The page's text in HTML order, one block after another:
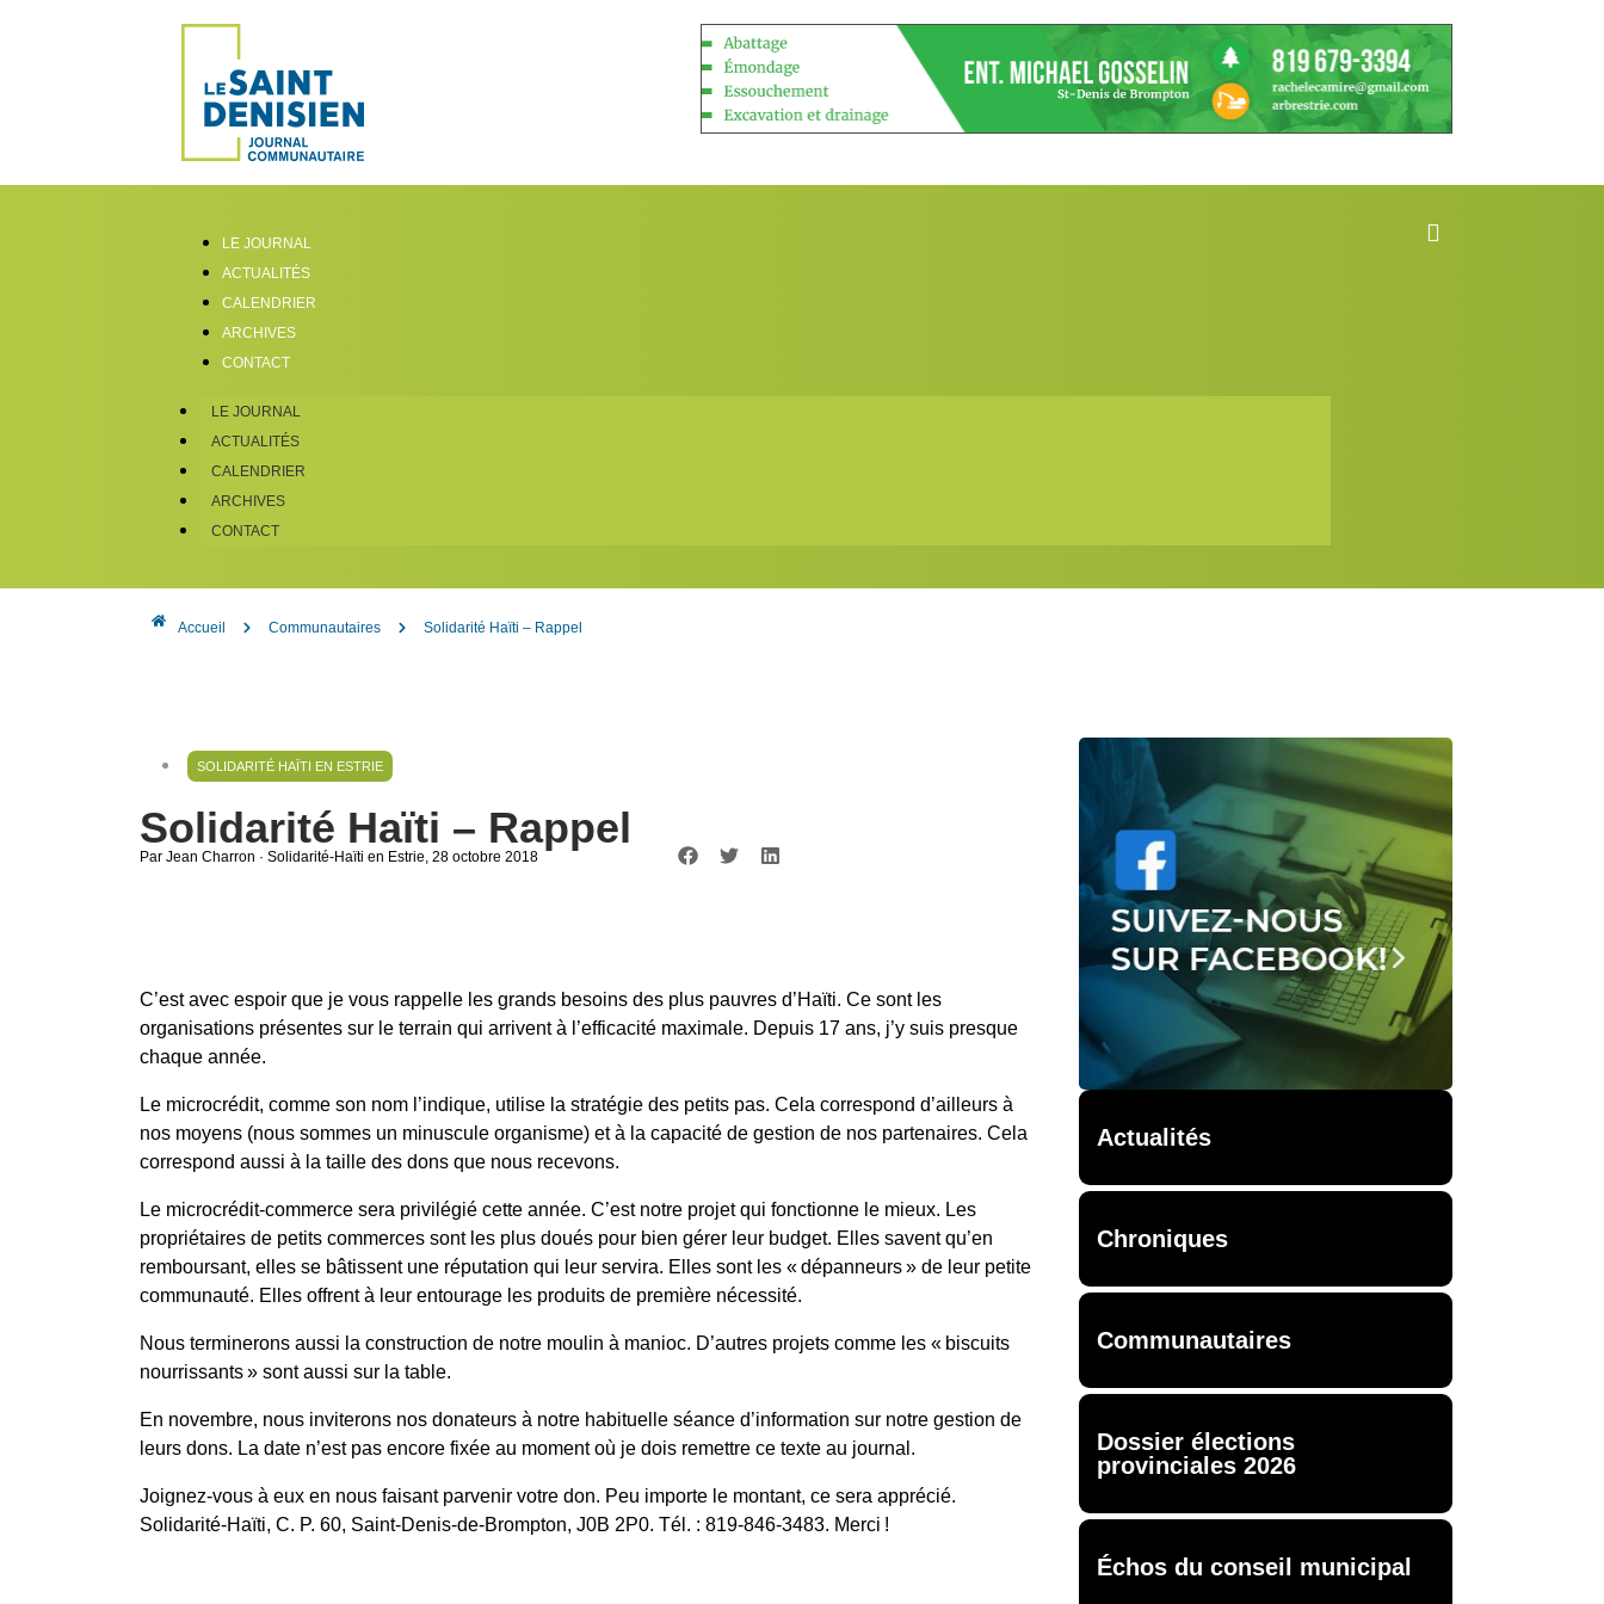
LE JOURNAL
ACTUALITÉS
CALENDRIER
ARCHIVES
CONTACT
LE JOURNAL
ACTUALITÉS
CALENDRIER
ARCHIVES
CONTACT
Accueil Communautaires Solidarité Haïti – Rappel
SOLIDARITÉ HAÏTI EN ESTRIE
Solidarité Haïti – Rappel
Par Jean Charron · Solidarité-Haïti en Estrie , 28 octobre 2018
C’est avec espoir que je vous rappelle les grands besoins des plus pauvres d’Haïti. Ce sont les
organisations présentes sur le terrain qui arrivent à l’efficacité maximale. Depuis 17 ans, j’y suis presque
chaque année.
Le microcrédit, comme son nom l’indique, utilise la stratégie des petits pas. Cela correspond d’ailleurs à
nos moyens (nous sommes un minuscule organisme) et à la capacité de gestion de nos partenaires. Cela
correspond aussi à la taille des dons que nous recevons.
Le microcrédit-commerce sera privilégié cette année. C’est notre projet qui fonctionne le mieux. Les
propriétaires de petits commerces sont les plus doués pour bien gérer leur budget. Elles savent qu’en
remboursant, elles se bâtissent une réputation qui leur servira. Elles sont les « dépanneurs » de leur petite
communauté. Elles offrent à leur entourage les produits de première nécessité.
Nous terminerons aussi la construction de notre moulin à manioc. D’autres projets comme les « biscuits
nourrissants » sont aussi sur la table.
En novembre, nous inviterons nos donateurs à notre habituelle séance d’information sur notre gestion de
leurs dons. La date n’est pas encore fixée au moment où je dois remettre ce texte au journal.
Joignez-vous à eux en nous faisant parvenir votre don. Peu importe le montant, ce sera apprécié.
Solidarité-Haïti, C. P. 60, Saint-Denis-de-Brompton, J0B 2P0. Tél. : 819‑846‑3483. Merci !
Actualités
Chroniques
Communautaires
Dossier élections
provinciales 2026
Échos du conseil municipal